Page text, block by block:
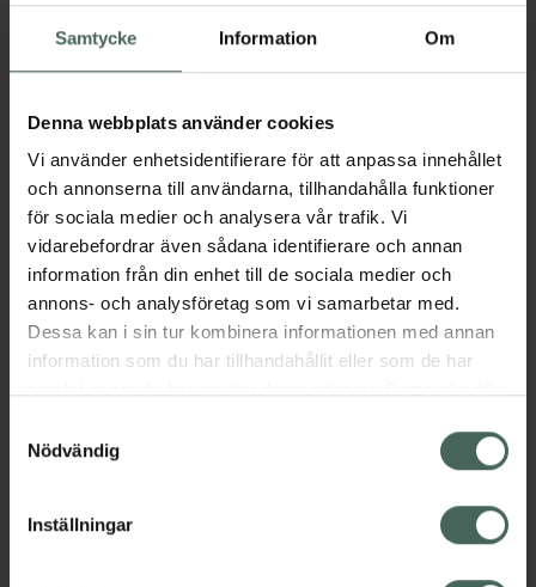
Samtycke Information Om
Denna webbplats använder cookies
Vi använder enhetsidentifierare för att anpassa innehållet
och annonserna till användarna, tillhandahålla funktioner
för sociala medier och analysera vår trafik. Vi
vidarebefordrar även sådana identifierare och annan
information från din enhet till de sociala medier och
annons- och analysföretag som vi samarbetar med.
Dessa kan i sin tur kombinera informationen med annan
information som du har tillhandahållit eller som de har
återkalla ditt samtycke via webbplatsens
cookieinställningar. Ett återkallat samtycke påverkar inte
lagligheten av behandling som skett innan återkallelsen.
Nödvändig
Inställningar
Köp via ditt recept
Beskrivning Dölj
Läs alltid bipacksedeln innan
användning.
EAN:06432100033550
Visa